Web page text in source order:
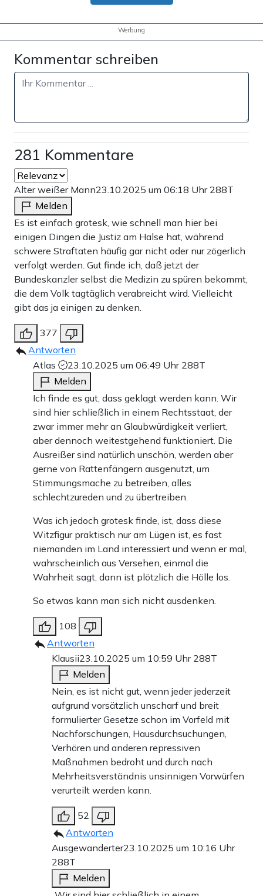
Werbung
Kommentar schreiben
281 Kommentare
Alter weißer Mann23.10.2025 um 06:18 Uhr 288T
Melden
Es ist einfach grotesk, wie schnell man hier bei
einigen Dingen die Justiz am Halse hat, während
schwere Straftaten häufig gar nicht oder nur zögerlich
verfolgt werden. Gut finde ich, daß jetzt der
Bundeskanzler selbst die Medizin zu spüren bekommt,
die dem Volk tagtäglich verabreicht wird. Vielleicht
gibt das ja einigen zu denken.
377
Antworten
Atlas
23.10.2025 um 06:49 Uhr 288T
Melden
Ich finde es gut, dass geklagt werden kann. Wir
sind hier schließlich in einem Rechtsstaat, der
zwar immer mehr an Glaubwürdigkeit verliert,
aber dennoch weitestgehend funktioniert. Die
Ausreißer sind natürlich unschön, werden aber
gerne von Rattenfängern ausgenutzt, um
Stimmungsmache zu betreiben, alles
schlechtzureden und zu übertreiben.
Was ich jedoch grotesk finde, ist, dass diese
Witzfigur praktisch nur am Lügen ist, es fast
niemanden im Land interessiert und wenn er mal,
wahrscheinlich aus Versehen, einmal die
Wahrheit sagt, dann ist plötzlich die Hölle los.
So etwas kann man sich nicht ausdenken.
108
Antworten
Klausii23.10.2025 um 10:59 Uhr 288T
Melden
Nein, es ist nicht gut, wenn jeder jederzeit
aufgrund vorsätzlich unscharf und breit
formulierter Gesetze schon im Vorfeld mit
Nachforschungen, Hausdurchsuchungen,
Verhören und anderen repressiven
Maßnahmen bedroht und durch nach
Mehrheitsverständnis unsinnigen Vorwürfen
verurteilt werden kann.
52
Antworten
Ausgewanderter23.10.2025 um 10:16 Uhr
288T
Melden